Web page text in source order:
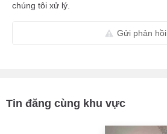
chúng tôi xử lý.
Gửi phản hồi
Tin đăng cùng khu vực